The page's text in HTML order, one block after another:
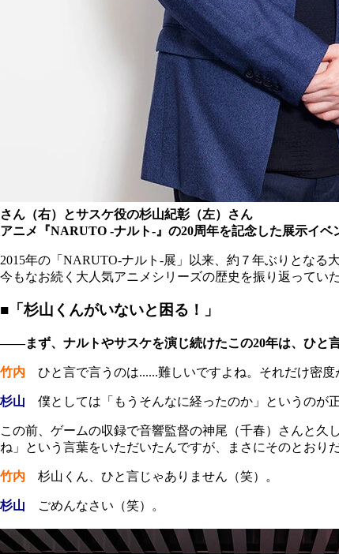
さん（右）とサスケ役の杉山紀彰（左）さん
アニメ『NARUTO -ナルト-』の20周年を記念した展示イ
2015年の「NARUTO-ナルト-展」以来、約７年ぶりとな
今もなお続く大人気アニメシリーズの歴史を振り返っていた
■「杉山くんがいないと困る！」
――まず、ナルトやサスケを演じ続けたこの20年は、ひと
竹内 ひと言で言うのは......難しいですよね。それだけ密度
杉山 僕としては「もうそんなに経ったのか」というのが
この前、ゲームの収録で音響監督の神尾（千春）さんと
ね」という言葉をいただいたんですが、まさにそのとおり
竹内 杉山くん、ひと言じゃありません（笑）。
杉山 ごめんなさい（笑）。